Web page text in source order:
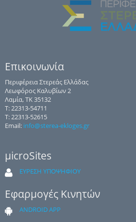
Επικοινωνία
Περιφέρεια Στερεάς Ελλάδας
Λεωφόρος Καλυβίων 2
Λαμία, ΤΚ 35132
Τ: 22313-54711
Τ: 22313-52615
Email: info@sterea-ekloges.gr
μicroSites
ΕΥΡΕΣΗ ΥΠΟΨΗΦΙΟΥ
Εφαρμογές Κινητών
ANDROID APP